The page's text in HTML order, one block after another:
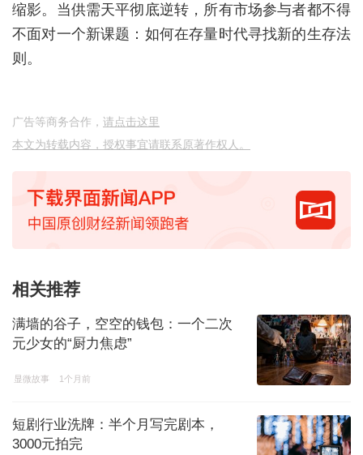
缩影。当供需天平彻底逆转，所有市场参与者都不得
不面对一个新课题：如何在存量时代寻找新的生存法
则。
广告等商务合作， 请点击这里
本文为转载内容，授权事宜请联系原著作权人。
相关推荐
满墙的谷子，空空的钱包：一个二次
元少女的“厨力焦虑”
显微故事 1个月前
短剧行业洗牌：半个月写完剧本，
3000元拍完